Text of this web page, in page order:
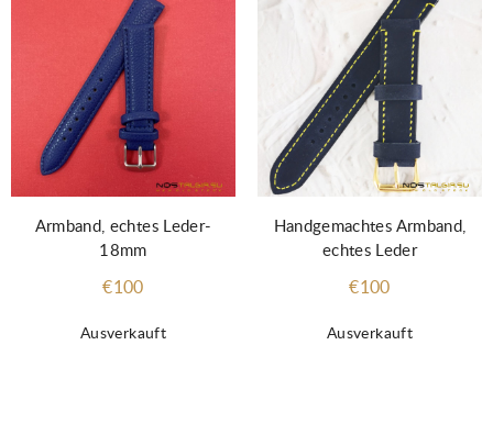
Ausverkauft
Armband, echtes Leder-
18mm
€100
Ausverkauft
Handgemachtes Armband,
echtes Leder
€100